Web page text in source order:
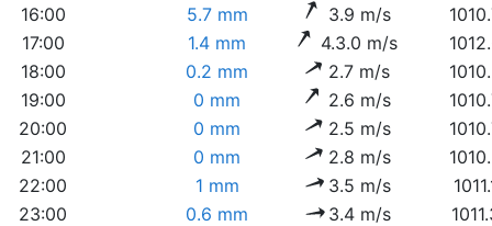
16:00
5.7 mm 3.9 m/s
17:00
1.4 mm 4.3.0 m/s
18:00
0.2 mm 2.7 m/s
19:00
0 mm 2.6 m/s
20:00
0 mm 2.5 m/s
21:00
0 mm 2.8 m/s
22:00
1 mm 3.5 m/s
23:00
0.6 mm 3.4 m/s